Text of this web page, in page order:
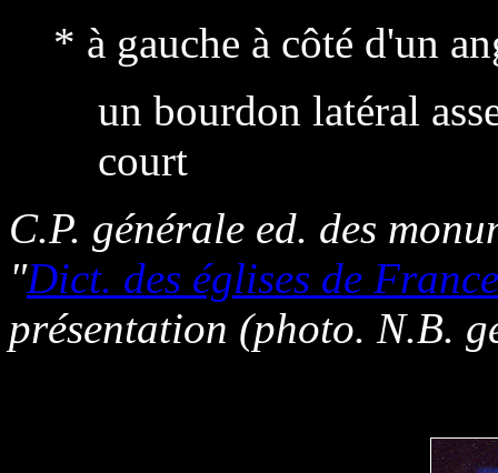
* à gauche à côté d'un
un bourdon latéral
court
C.P. générale ed. des
"Dict. des églises de France
présentation (photo. N.B.